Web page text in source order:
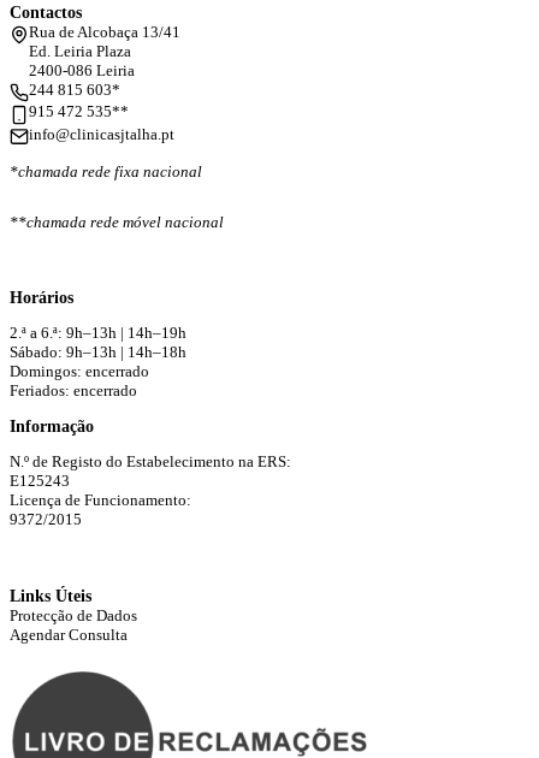
Contactos
Rua de Alcobaça 13/41
Ed. Leiria Plaza
2400-086 Leiria
244 815 603*
915 472 535**
info@clinicasjtalha.pt
*chamada rede fixa nacional
**chamada rede móvel nacional
Horários
2.ª a 6.ª: 9h–13h | 14h–19h
Sábado: 9h–13h | 14h–18h
Domingos: encerrado
Feriados: encerrado
Informação
N.º de Registo do Estabelecimento na ERS:
E125243
Licença de Funcionamento:
9372/2015
Links Úteis
Protecção de Dados
Agendar Consulta